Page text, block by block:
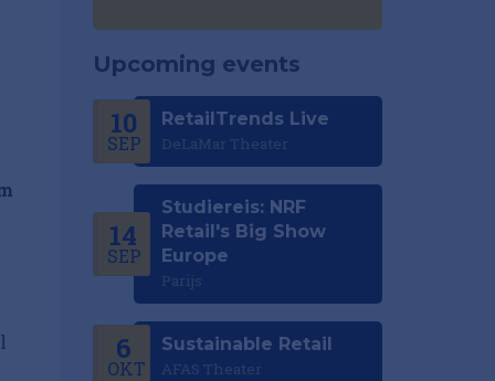
Upcoming events
10
SEP
RetailTrends Live
DeLaMar Theater
14
SEP
Studiereis: NRF
Retail's Big Show
Europe
Parijs
6
OKT
Sustainable Retail
AFAS Theater